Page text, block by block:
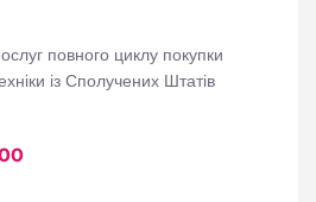
повного циклу покупки
із Сполучених Штатів